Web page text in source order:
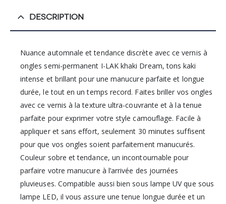
DESCRIPTION
Nuance automnale et tendance discrète avec ce vernis à
ongles semi-permanent I-LAK khaki Dream, tons kaki
intense et brillant pour une manucure parfaite et longue
durée, le tout en un temps record. Faites briller vos ongles
avec ce vernis à la texture ultra-couvrante et à la tenue
parfaite pour exprimer votre style camouflage. Facile à
appliquer et sans effort, seulement 30 minutes suffisent
pour que vos ongles soient parfaitement manucurés.
Couleur sobre et tendance, un incontournable pour
parfaire votre manucure à l’arrivée des journées
pluvieuses. Compatible aussi bien sous lampe UV que sous
lampe LED, il vous assure une tenue longue durée et un